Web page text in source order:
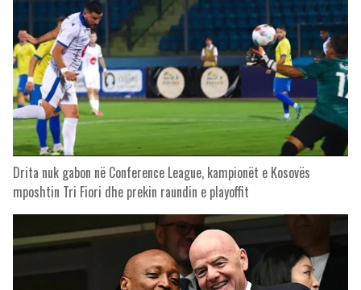
Drita nuk gabon në Conference League, kampionët e Kosovës
mposhtin Tri Fiori dhe prekin raundin e playoffit